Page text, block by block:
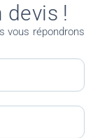
devis !
vous répondrons